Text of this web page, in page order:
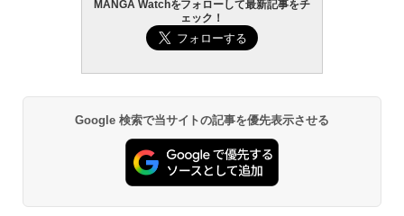
MANGA Watchをフォローして最新記事をチ
ェック！
Google 検索で当サイトの記事を優先表示させる